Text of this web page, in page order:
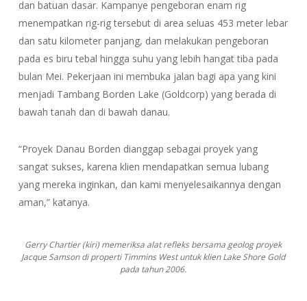
dan batuan dasar. Kampanye pengeboran enam rig
menempatkan rig-rig tersebut di area seluas 453 meter lebar
dan satu kilometer panjang, dan melakukan pengeboran
pada es biru tebal hingga suhu yang lebih hangat tiba pada
bulan Mei. Pekerjaan ini membuka jalan bagi apa yang kini
menjadi Tambang Borden Lake (Goldcorp) yang berada di
bawah tanah dan di bawah danau.
“Proyek Danau Borden dianggap sebagai proyek yang
sangat sukses, karena klien mendapatkan semua lubang
yang mereka inginkan, dan kami menyelesaikannya dengan
aman,” katanya.
Gerry Chartier (kiri) memeriksa alat refleks bersama geolog proyek
Jacque Samson di properti Timmins West untuk klien Lake Shore Gold
pada tahun 2006.